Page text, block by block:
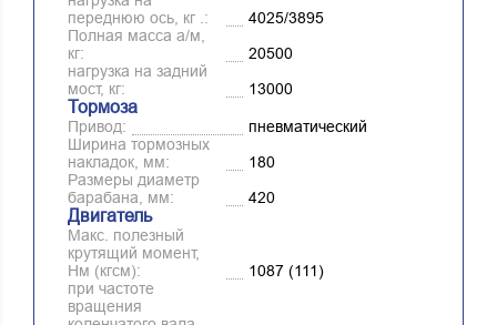
переднюю ось, кг .:
4025/3895
Полная масса а/м,
кг:
20500
нагрузка на задний
мост, кг:
13000
Тормоза
Привод:
пневматический
Ширина тормозных
накладок, мм:
180
Размеры диаметр
барабана, мм:
420
Двигатель
Макс. полезный
крутящий момент,
Нм (кгсм):
1087 (111)
при частоте
вращения